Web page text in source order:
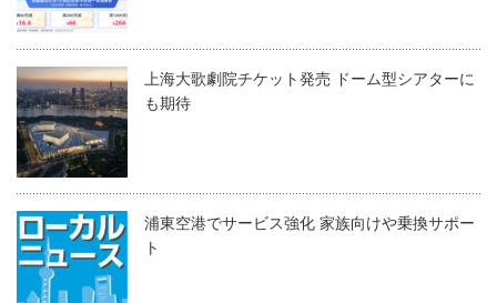
上海大歌劇院チケット発売 ドーム型シアターに
も期待
浦東空港でサービス強化 家族向けや乗換サポー
ト